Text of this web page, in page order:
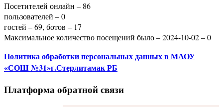
Посетителей онлайн – 86
пользователей – 0
гостей – 69, ботов – 17
Максимальное количество посещений было – 2024-10-02 – 0
Политикаобработки персональных данныхв МАОУ
«СОШ №31»г.Стерлитамак РБ
Платформа обратной связи